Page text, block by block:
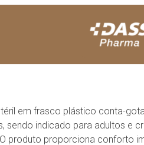
em frasco plástico conta-
indicado para adultos e
produto proporciona conforto